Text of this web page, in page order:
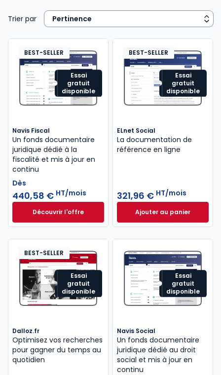
Trier par
Essai
gratuit
disponible
BEST-SELLER
Navis Fiscal
Un fonds documentaire
juridique dédié à la
fiscalité et mis à jour en
continu
Dès
440,58 € HT/mois
Découvrir l'offreNavis Fiscal à partir de
Dès
Essai
gratuit
disponible
BEST-SELLER
ELnet Social
La documentation de
référence en ligne
321,96 € HT/mois
Ajouter au panier
ELnet Social à
Essai
gratuit
disponible
BEST-SELLER
Dalloz.fr
Optimisez vos recherches
pour gagner du temps au
quotidien
Essai
gratuit
disponible
Navis Social
Un fonds documentaire
juridique dédié au droit
social et mis à jour en
continu